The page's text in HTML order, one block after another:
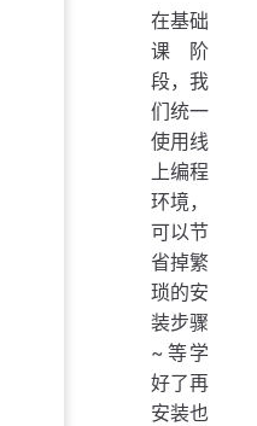
在基础
课阶
段，我
们统一
使用线
上编程
环境，
可以节
省掉繁
琐的安
装步骤
~等学
好了再
安装也